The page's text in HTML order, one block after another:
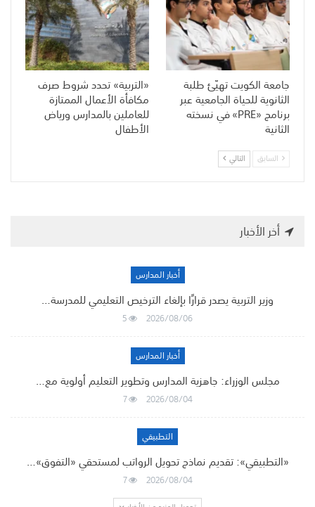
جامعة الكويت تهيّئ طلبة
الثانوية للحياة الجامعية عبر
برنامج «PRE» في نسخته
الثانية
«التربية» تحدد شروط صرف
مكافأة الأعمال الممتازة
للعاملين بالمدارس ورياض
الأطفال
السابق التالي
أخر الأخبار
أخبار المدارس
وزير التربية يصدر قرارًا بإلغاء الترخيص التعليمي للمدرسة…
2026/08/06
5
أخبار المدارس
مجلس الوزراء: جاهزية المدارس وتطوير التعليم أولوية مع…
2026/08/04
7
التطبيقي
«التطبيقي»: تقديم نماذج تحويل الرواتب لمستحقي «التفوق»…
2026/08/04
7